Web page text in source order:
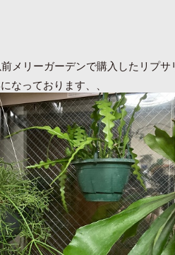
メリーガーデンで購入したリプサ
なっております、、
ロックのお家に